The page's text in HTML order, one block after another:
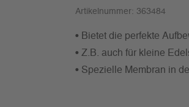
Artikelnummer: 363484
• Bietet die perfekte
• Z.B. auch für kleine
• Spezielle Membran in